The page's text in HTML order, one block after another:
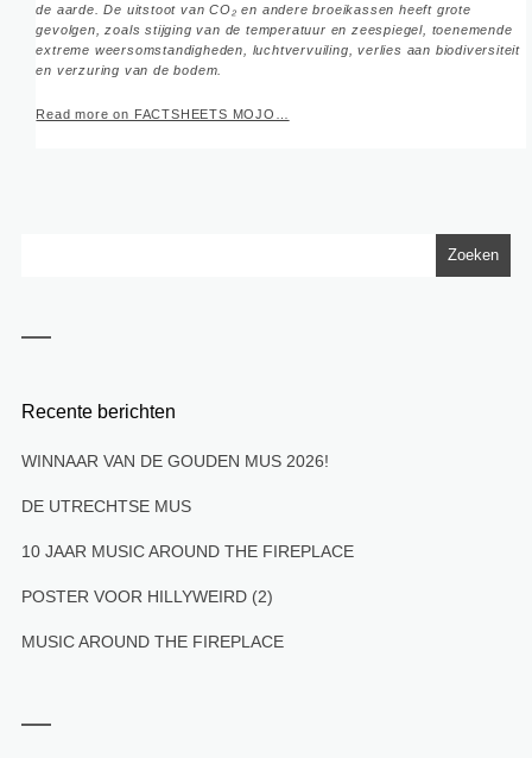
de aarde. De uitstoot van CO₂ en andere broeikassen heeft grote
gevolgen, zoals stijging van de temperatuur en zeespiegel, toenemende
extreme weersomstandigheden, luchtvervuiling, verlies aan biodiversiteit
en verzuring van de bodem.
Read more on FACTSHEETS MOJO…
Recente berichten
WINNAAR VAN DE GOUDEN MUS 2026!
DE UTRECHTSE MUS
10 JAAR MUSIC AROUND THE FIREPLACE
POSTER VOOR HILLYWEIRD (2)
MUSIC AROUND THE FIREPLACE